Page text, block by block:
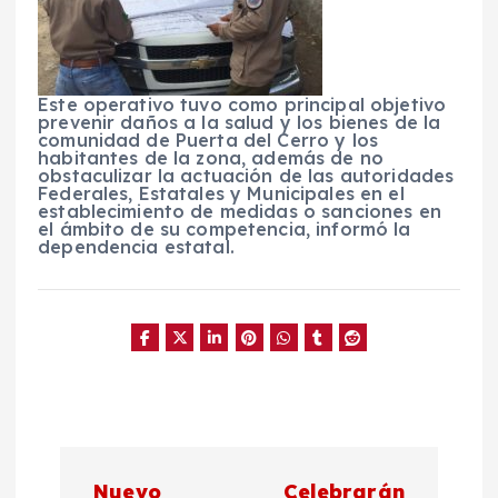
Este operativo tuvo como principal objetivo
prevenir daños a la salud y los bienes de la
comunidad de Puerta del Cerro y los
habitantes de la zona, además de no
obstaculizar la actuación de las autoridades
Federales, Estatales y Municipales en el
establecimiento de medidas o sanciones en
el ámbito de su competencia, informó la
dependencia estatal.
Nuevo
Celebrarán